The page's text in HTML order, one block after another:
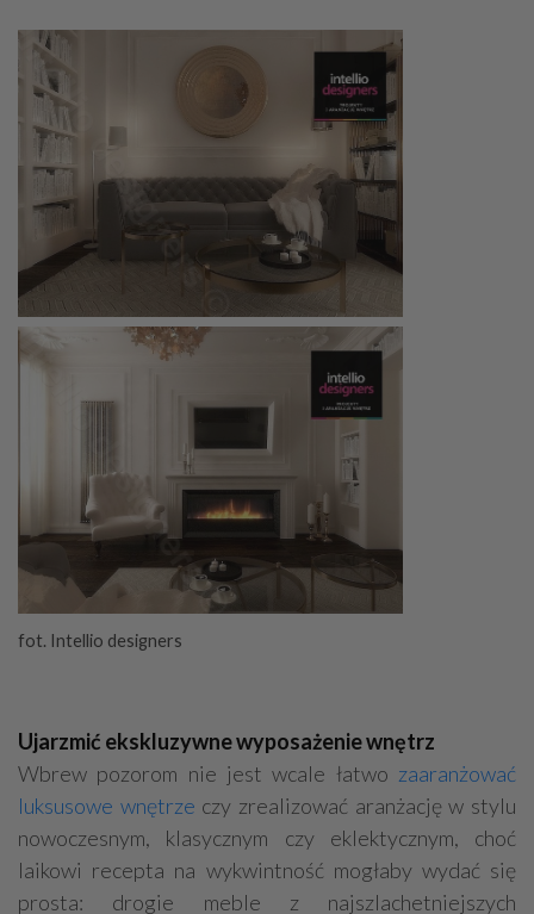
fot. Intellio designers
Ujarzmić ekskluzywne wyposażenie wnętrz
Wbrew pozorom nie jest wcale łatwo zaaranżować
luksusowe wnętrze czy zrealizować aranżację w stylu
nowoczesnym, klasycznym czy eklektycznym, choć
laikowi recepta na wykwintność mogłaby wydać się
prosta: drogie meble z najszlachetniejszych